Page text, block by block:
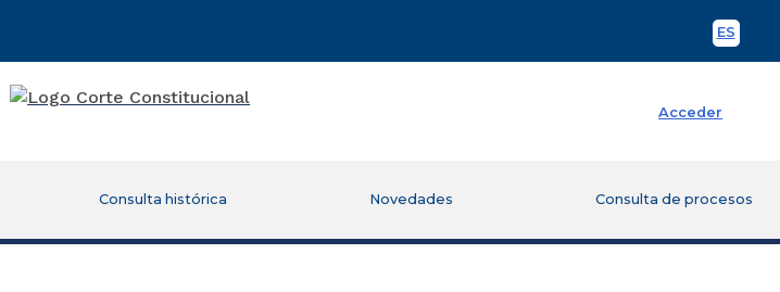
ES
Acceder
Consulta histórica Novedades Consulta de procesos